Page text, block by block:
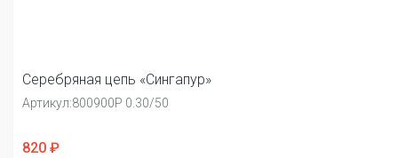
Серебряная цепь «Сингапур»
Артикул:800900Р 0.30/50
820 ₽